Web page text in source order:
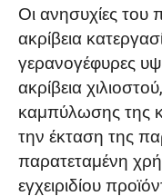
Οι ανησυχίες του
ακρίβεια
γερανογέφυρες
ακρίβεια
καμπύλωσης της
την έκταση της
παρατεταμένη
εγχειριδίου